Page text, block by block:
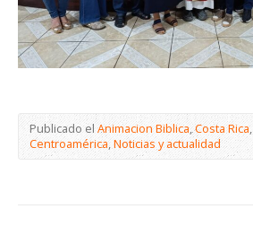
Publicado el Animacion Biblica,Costa Rica,
Centroamérica,Noticias y actualidad